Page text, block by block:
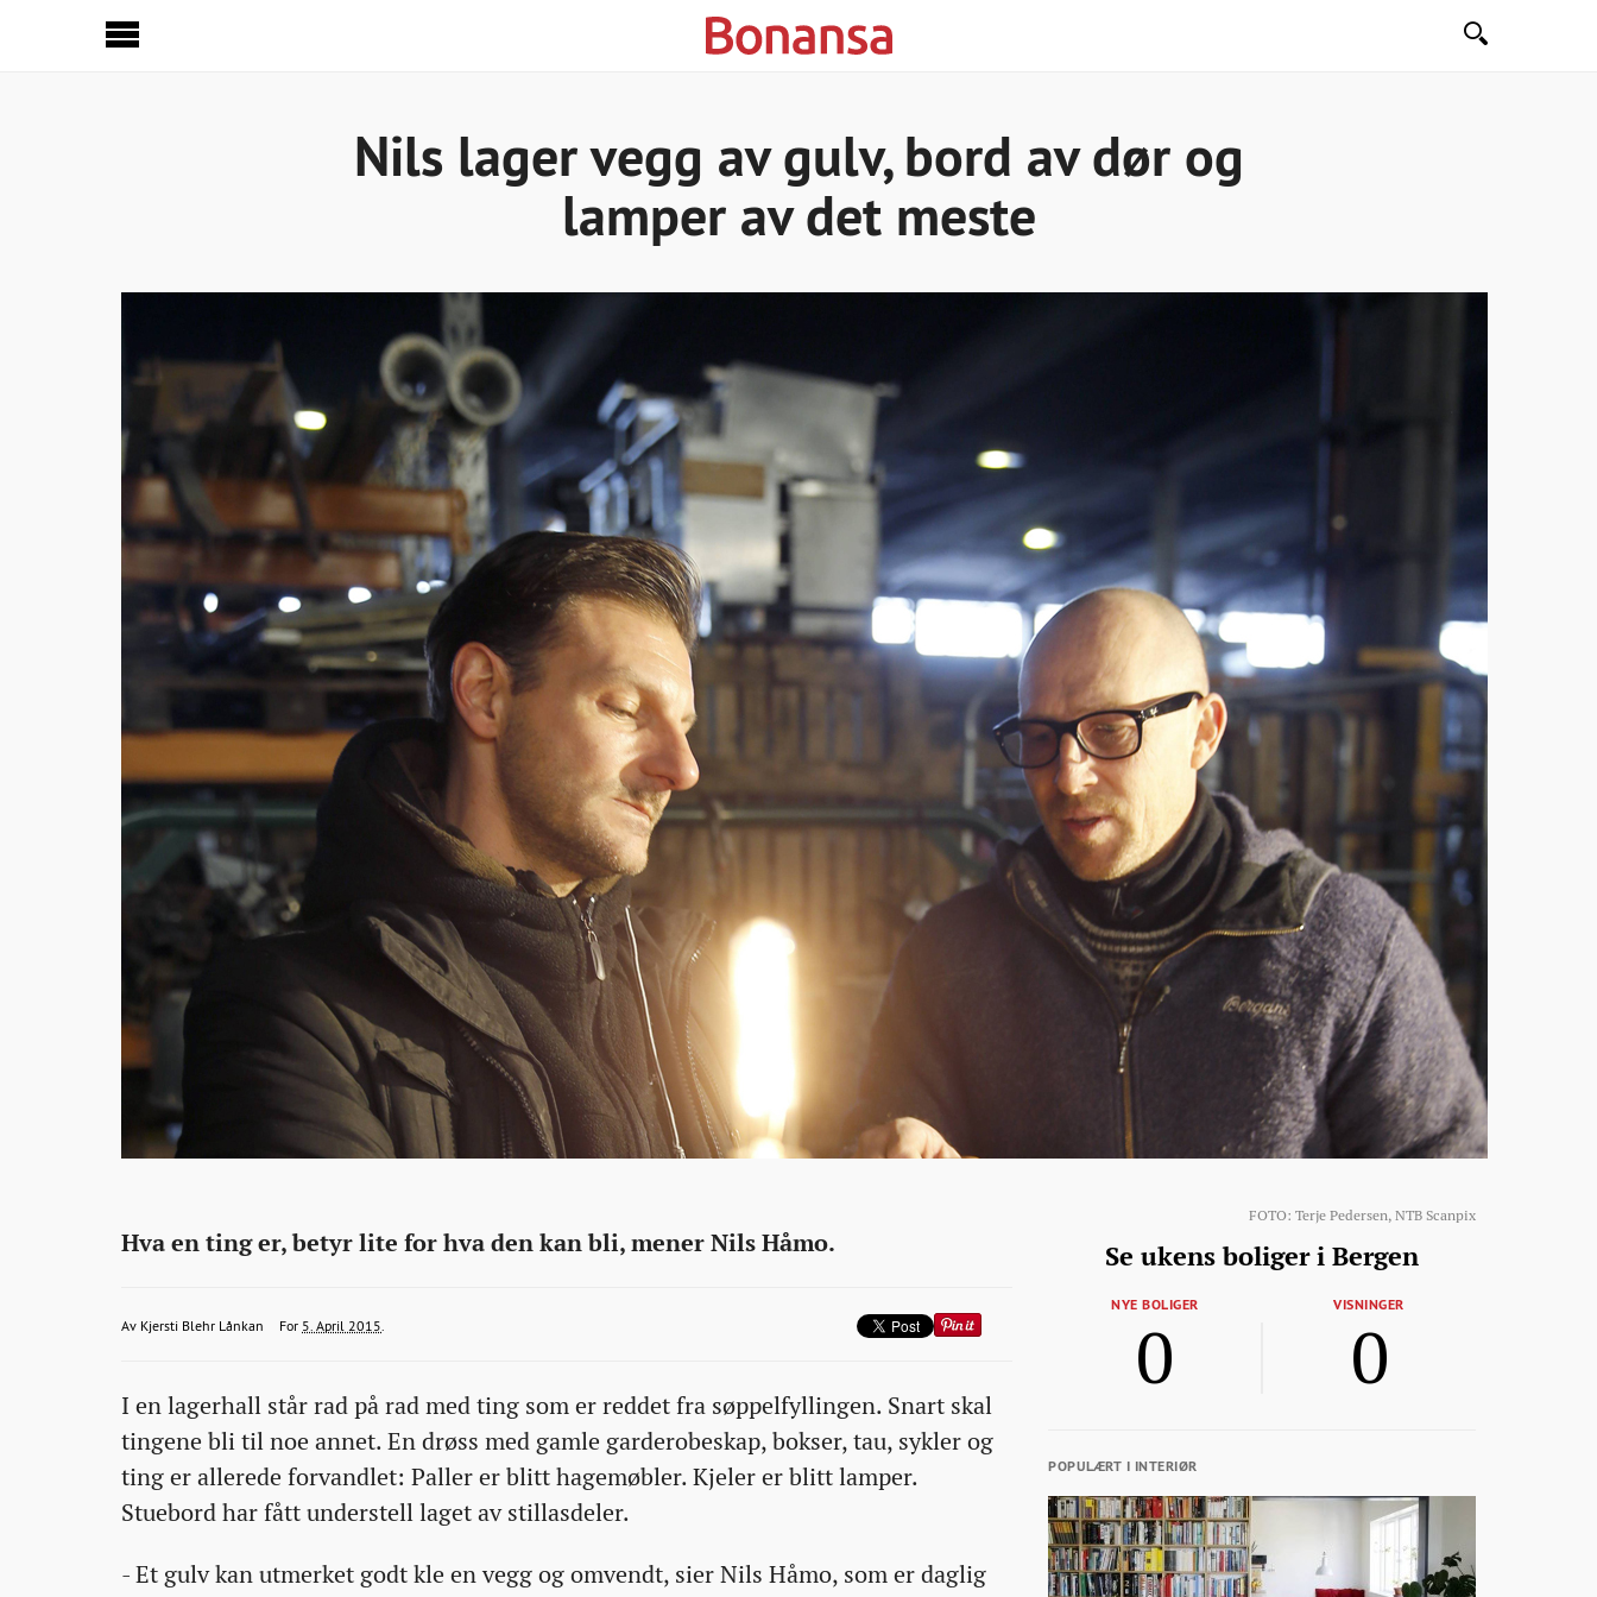
Søk
Nils lager vegg av gulv, bord av dør og
lamper av det meste
FOTO: Terje Pedersen, NTB Scanpix
Interiør
http://bonansa.no/artikkel/nils-
bord-
av-
dor-
og-
lamper-
Hva en ting er, betyr lite for hva den kan bli, mener Nils Håmo.
Av Kjersti Blehr Lånkan KjerstiBlehrLankan@bonansa.no
2015-
05T18:00:06+00:00
2015-
05T18:00:06+00:00
2015-
30T13:17:40+00:00
For 5. April 2015.
I en lagerhall står rad på rad med ting som er reddet fra søppelfyllingen. Snart skal
tingene bli til noe annet. En drøss med gamle garderobeskap, bokser, tau, sykler og
ting er allerede forvandlet: Paller er blitt hagemøbler. Kjeler er blitt lamper.
Stuebord har fått understell laget av stillasdeler.
- Et gulv kan utmerket godt kle en vegg og omvendt, sier Nils Håmo, som er daglig
Se ukens boliger i Bergen
NYE BOLIGER
0
VISNINGER
0
POPULÆRT I INTERIØR